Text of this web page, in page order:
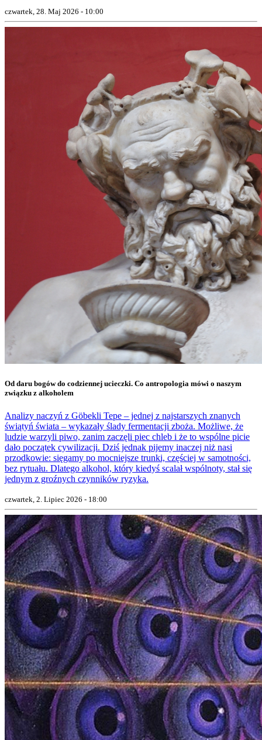
czwartek, 28. Maj 2026 - 10:00
Od daru bogów do codziennej ucieczki. Co antropologia mówi o naszym
związku z alkoholem
Analizy naczyń z Göbekli Tepe – jednej z najstarszych znanych
świątyń świata – wykazały ślady fermentacji zboża. Możliwe, że
ludzie warzyli piwo, zanim zaczęli piec chleb i że to wspólne picie
dało początek cywilizacji. Dziś jednak pijemy inaczej niż nasi
przodkowie: sięgamy po mocniejsze trunki, częściej w samotności,
bez rytuału. Dlatego alkohol, który kiedyś scalał wspólnoty, stał się
jednym z groźnych czynników ryzyka.
czwartek, 2. Lipiec 2026 - 18:00